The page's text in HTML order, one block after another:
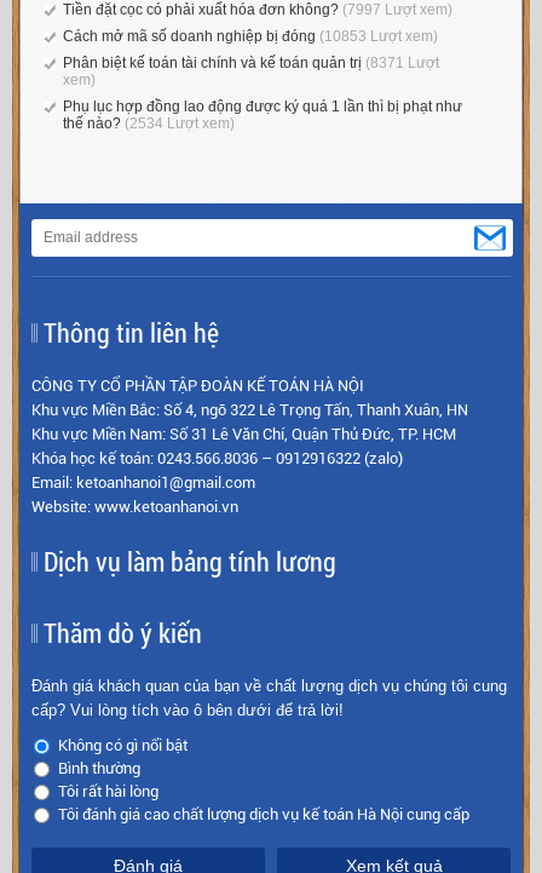
Tiền đặt cọc có phải xuất hóa đơn không? (7997 Lượt xem)
Cách mở mã số doanh nghiệp bị đóng (10853 Lượt xem)
Phân biệt kế toán tài chính và kế toán quản trị (8371 Lượt
xem)
Phụ lục hợp đồng lao động được ký quá 1 lần thì bị phạt như
thế nào? (2534 Lượt xem)
Thông tin liên hệ
CÔNG TY CỔ PHẦN TẬP ĐOÀN KẾ TOÁN HÀ NỘI
Khu vực Miền Bắc: Số 4, ngõ 322 Lê Trọng Tấn, Thanh Xuân, HN
Khu vực Miền Nam: Số 31 Lê Văn Chí, Quận Thủ Đức, TP. HCM
Khóa học kế toán: 0243.566.8036 – 0912916322 (zalo)
Email: ketoanhanoi1@gmail.com
Website: www.ketoanhanoi.vn
Dịch vụ làm bảng tính lương
Thăm dò ý kiến
Đánh giá khách quan của bạn về chất lượng dịch vụ chúng tôi cung
cấp? Vui lòng tích vào ô bên dưới để trả lời!
Không có gì nổi bật
Bình thường
Tôi rất hài lòng
Tôi đánh giá cao chất lượng dịch vụ kế toán Hà Nội cung cấp
Đánh giá Xem kết quả